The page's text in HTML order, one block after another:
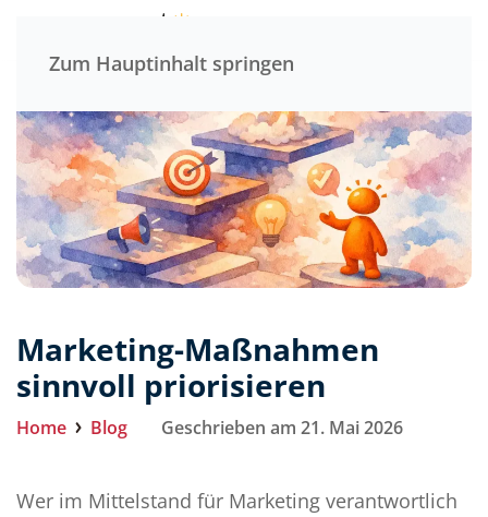
Zum Hauptinhalt springen
Marketing-Maßnahmen
sinnvoll priorisieren
Home Blog Geschrieben am 21. Mai 2026
Wer im Mittelstand für Marketing verantwortlich